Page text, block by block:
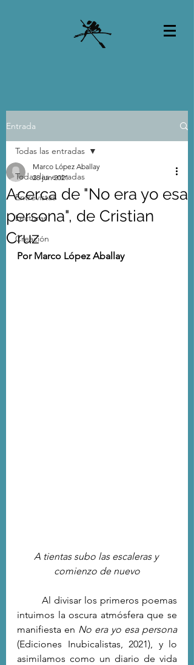
Entrada
Todas las entradas
Entrevistas
Lecturas
Creación
Todas las entradas
Acerca de "No era yo esa
persona", de Cristian
Cruz
Marco López Aballay
28 jun 2021
Por Marco López Aballay
A tientas subo las escaleras y
comienzo de nuevo
intuimos la oscura atmósfera que se
manifiesta en
No era yo esa persona
(Ediciones Inubicalistas, 2021), y lo
asimilamos como un diario de vida